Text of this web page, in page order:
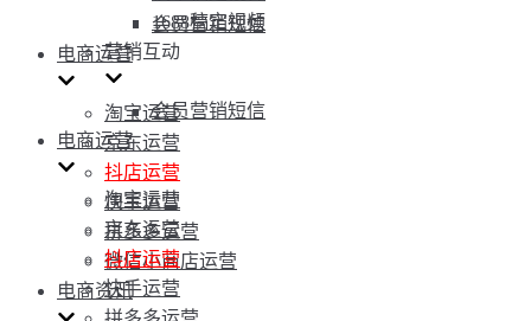
会员营销短信
电商运营
淘宝运营
京东运营
抖店运营
快手运营
拼多多运营
微信小商店运营
电商资讯
1688稿定视频
营销互动
会员营销短信
电商运营
淘宝运营
京东运营
抖店运营
快手运营